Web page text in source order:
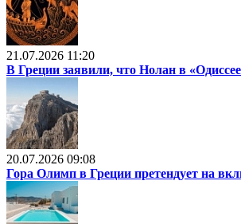
21.07.2026 11:20
В Греции заявили, что Нолан в
20.07.2026 09:08
Гора Олимп в Греции претендует на